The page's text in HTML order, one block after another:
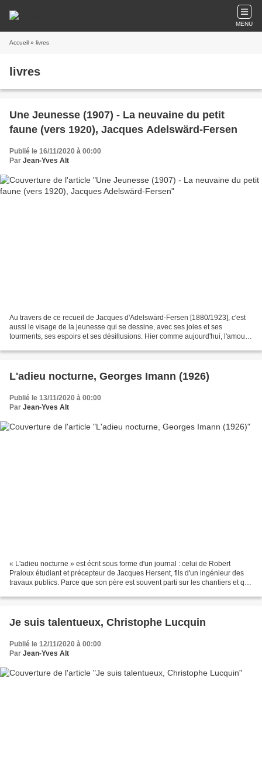
MENU
Accueil » livres
livres
Une Jeunesse (1907) - La neuvaine du petit
faune (vers 1920), Jacques Adelswärd-Fersen
Publié le 16/11/2020 à 00:00
Par Jean-Yves Alt
Au travers de ce recueil de Jacques d'Adelswärd-Fersen [1880/1923], c'est
aussi le visage de la jeunesse qui se dessine, avec ses joies et ses
tourments, ses espoirs et ses désillusions. Hier comme aujourd'hui, l'amour
L'adieu nocturne, Georges Imann (1926)
Publié le 13/11/2020 à 00:00
Par Jean-Yves Alt
« L'adieu nocturne » est écrit sous forme d'un journal : celui de Robert
Praloux étudiant et précepteur de Jacques Hersent, fils d'un ingénieur des
travaux publics. Parce que son père est souvent parti sur les chantiers et que
Je suis talentueux, Christophe Lucquin
Publié le 12/11/2020 à 00:00
Par Jean-Yves Alt